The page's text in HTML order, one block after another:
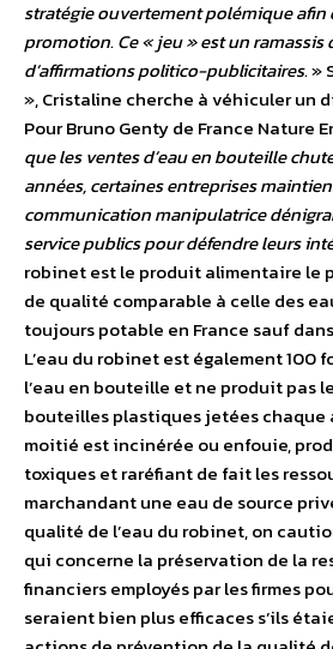
stratégie ouvertement polémique afin
promotion. Ce « jeu » est un ramassis
d’affirmations politico-publicitaires.»
», Cristaline cherche à véhiculer un
Pour Bruno Genty de France Nature
que les ventes d’eau en bouteille
années, certaines entreprises
communication manipulatrice
service publics pour défendre leurs
robinet est le produit alimentaire le
de qualité comparable à celle des
toujours potable en France sauf
L’eau du robinet est également 100
l’eau en bouteille et ne produit pas
bouteilles plastiques jetées chaque
moitié est incinérée ou enfouie,
toxiques et raréfiant de fait les
marchandant une eau de source
qualité de l’eau du robinet, on
qui concerne la préservation de la
financiers employés par les firmes
seraient bien plus efficaces s’ils